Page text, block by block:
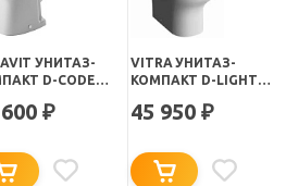
УНИТАЗ-
D-CODE
₽
VITRA УНИТАЗ-
КОМПАКТ D-LIGHT
БЕЗОБОДКОВЫЙ С
45 950 ₽